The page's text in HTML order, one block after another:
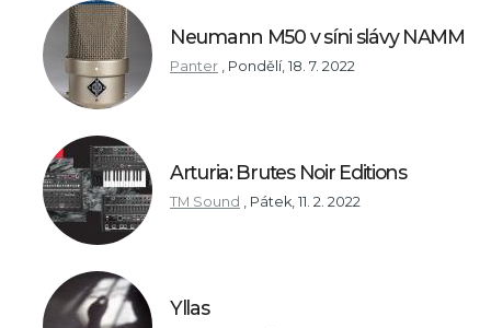
Neumann M50 v síni slávy NAMM
Panter , Pondělí, 18. 7. 2022
Arturia: Brutes Noir Editions
TM Sound , Pátek, 11. 2. 2022
Yllas